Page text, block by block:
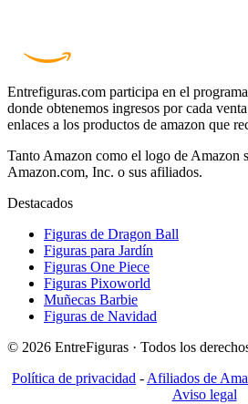
Entrefiguras.com participa en el
donde obtenemos ingresos por cada
enlaces a los productos de amazon que
Tanto Amazon como el logo de Amazon
Amazon.com, Inc. o sus afiliados.
Destacados
Figuras de Dragon Ball
Figuras para Jardín
Figuras One Piece
Figuras Pixoworld
Muñecas Barbie
Figuras de Navidad
© 2026 EntreFiguras · Todos los
Política de privacidad - Afiliados de
Aviso legal